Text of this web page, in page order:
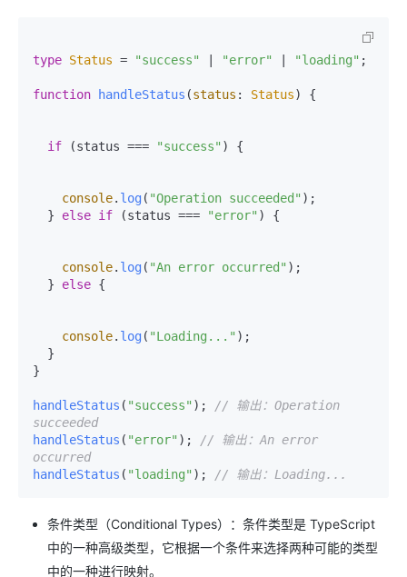
type Status = "success" "error" "loading" ;
function handleStatus (status : Status) {
if (status === "success" ) {
console. log ( "Operation succeeded" );
  }
else if (status === "error" ) {
console. log ( "An error occurred" );
  }
else {
console. log ( "Loading..." );
}
handleStatus ( "success" );
// 输出：Operation
succeeded
handleStatus ( "error" );
// 输出：An error
occurred
handleStatus ( "loading" ); // 输出：Loading...
条件类型（Conditional Types）：条件类型是 TypeScript
中的一种高级类型，它根据一个条件来选择两种可能的类型
中的一种进行映射。